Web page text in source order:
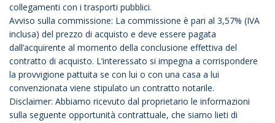
collegamenti con i trasporti pubblici.
Avviso sulla commissione: La commissione è pari al 3,57% (IVA
inclusa) del prezzo di acquisto e deve essere pagata
dall’acquirente al momento della conclusione effettiva del
contratto di acquisto. L’interessato si impegna a corrispondere
la provvigione pattuita se con lui o con una casa a lui
convenzionata viene stipulato un contratto notarile.
Disclaimer: Abbiamo ricevuto dal proprietario le informazioni
sulla seguente opportunità contrattuale, che siamo lieti di